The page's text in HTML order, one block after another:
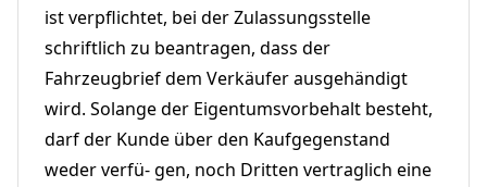
ist verpflichtet, bei der Zulassungsstelle
schriftlich zu beantragen, dass der
Fahrzeugbrief dem Verkäufer ausgehändigt
wird. Solange der Eigentumsvorbehalt besteht,
darf der Kunde über den Kaufgegenstand
weder verfü- gen, noch Dritten vertraglich eine